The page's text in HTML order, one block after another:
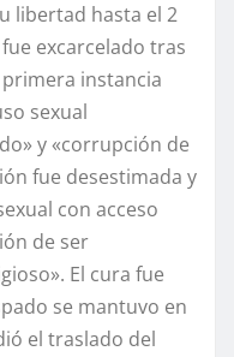
libertad hasta el 2
excarcelado tras
instancia
sexual
y «corrupción de
fue desestimada y
con acceso
de ser
El cura fue
se mantuvo en
el traslado del